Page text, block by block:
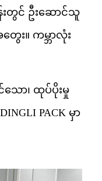
းတွင် ဦးဆောင်သူ
း။ ကမ္ဘာလုံး
ော၊ ထုပ်ပိုးမှု
PACK မှာ